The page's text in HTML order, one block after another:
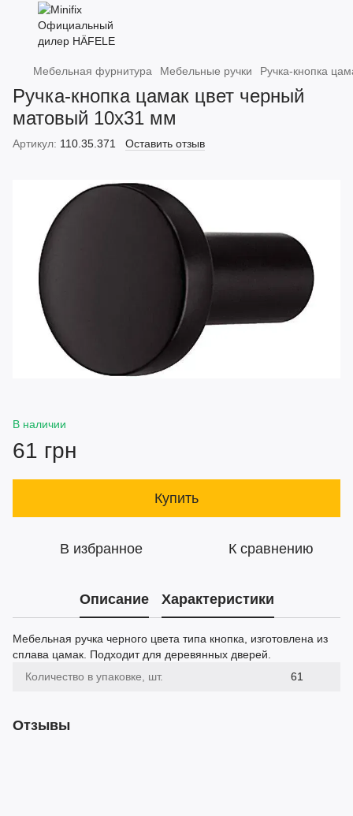
Мебельная фурнитура Мебельные ручки Ручка-кнопка
Ручка-кнопка цамак цвет черный
матовый 10х31 мм
Артикул: 110.35.371 Оставить отзыв
В наличии
61 грн
Купить
В избранное К сравнению
Описание Характеристики
Мебельная ручка черного цвета типа кнопка, изготовлена из
сплава цамак. Подходит для деревянных дверей.
Количество в упаковке, шт.
61
Отзывы